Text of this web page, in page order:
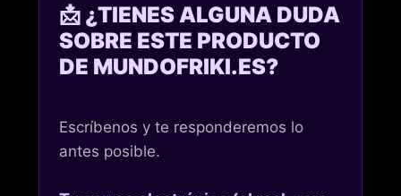
📩 ¿TIENES ALGUNA DUDA
SOBRE ESTE PRODUCTO
DE MUNDOFRIKI.ES?
Escríbenos y te responderemos lo
antes posible.